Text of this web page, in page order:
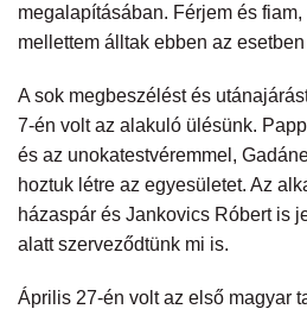
megalapításában. Férjem és
mellettem álltak ebben az esetben
A sok megbeszélést és
7-én volt az alakuló ülésünk.
és az unokatestvéremmel,
hoztuk létre az egyesületet. Az
házaspár és Jankovics Róbert is
alatt szerveződtünk mi is.
Április 27-én volt az első magyar